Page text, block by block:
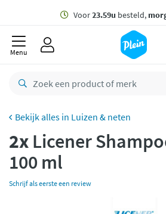
Gratisbezorging
besteld,
CO2 neutraal
Betaal met
Menu
Luizen & neten
2x Licener
100 ml
Schrijf als eerste een review